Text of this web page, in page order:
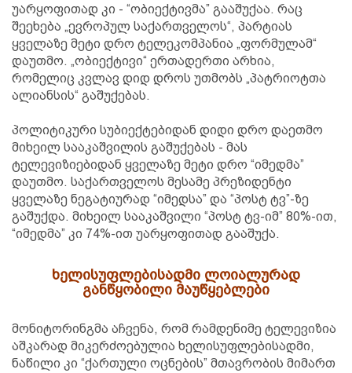
უარყოფითად კი - “ობიექტივმა” გააშუქაა. რაც
შეეხება „ევროპულ საქართველოს“, პარტიას
ყველაზე მეტი დრო ტელეკომპანია „ფორმულამ“
დაუთმო. „ობიექტივი“ ერთადერთი არხია,
რომელიც კვლავ დიდ დროს უთმობს „პატრიოტთა
ალიანსის“ გაშუქებას.
პოლიტიკური სუბიექტებიდან დიდი დრო დაეთმო
მიხეილ სააკაშვილის გაშუქებას - მას
ტელევიზიებიდან ყველაზე მეტი დრო “იმედმა”
დაუთმო. საქართველოს მესამე პრეზიდენტი
ყველაზე ნეგატიურად “იმედსა” და “პოსტ ტვ”-ზე
გაშუქდა. მიხეილ სააკაშვილი “პოსტ ტვ-იმ” 80%-ით,
“იმედმა” კი 74%-ით უარყოფითად გააშუქა.
ხელისუფლებისადმი ლოიალურად
განწყობილი მაუწყებლები
მონიტორინგმა აჩვენა, რომ რამდენიმე ტელევიზია
აშკარად მიკერძოებულია ხელისუფლებისადმი,
ნაწილი კი “ქართული ოცნების” მთავრობის მიმართ